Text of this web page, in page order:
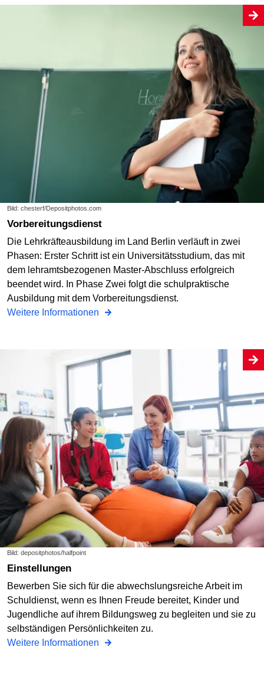
Bild: chesterf/Depositphotos.com
Vorbereitungsdienst
Die Lehrkräfteausbildung im Land Berlin verläuft in zwei
Phasen: Erster Schritt ist ein Universitätsstudium, das mit
dem lehramtsbezogenen Master-Abschluss erfolgreich
beendet wird. In Phase Zwei folgt die schulpraktische
Ausbildung mit dem Vorbereitungsdienst.
Weitere Informationen
Bild: depositphotos/halfpoint
Einstellungen
Bewerben Sie sich für die abwechslungsreiche Arbeit im
Schuldienst, wenn es Ihnen Freude bereitet, Kinder und
Jugendliche auf ihrem Bildungsweg zu begleiten und sie zu
selbständigen Persönlichkeiten zu.
Weitere Informationen